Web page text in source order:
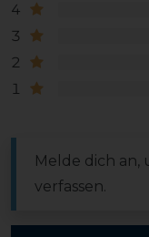
4
3
2
1
Melde dich an,
verfassen.